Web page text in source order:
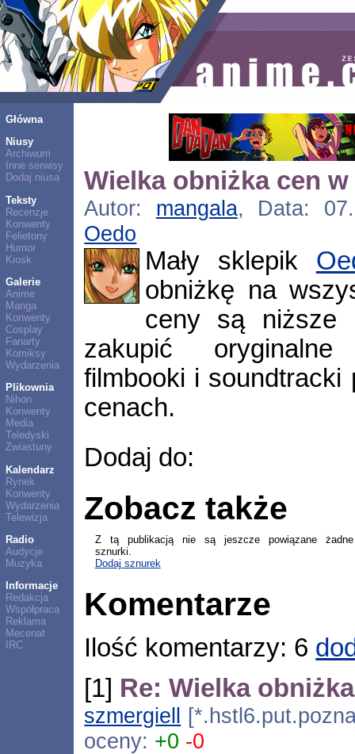
Główna
Niusy
Archiwum
Inne serwisy
Dodaj niusa
Teksty
Recenzje
Konwenty
Felietony
Humor
Kiosk
Galerie
Anime
Manga
Konwenty
Cosplay
Fanarty
Komiksy
Wydarzenia
Plikownia
Nihon
Konwenty
Media
Teledyski
Zwiastuny
Kalendarz
Rynek
Konwenty
Wydarzenia
Telewizja
Radio
Audycje
Muzyka
Informacje
Redakcja
Współpraca
Reklama
Mecenat
IRC
Wielka obniżka cen
Autor: mangala, Data:
Oedo
Mały sklepik
obniżkę na
ceny są niższe
zakupić
filmbooki i soundtracki
cenach.
Dodaj do:
Zobacz także
Z tą publikacją nie są jeszcze powiązane żadne
sznurki.
Dodaj sznurek
Komentarze
Ilość komentarzy: 6
[1] Re: Wielka
szmergiell
oceny: +0 -0